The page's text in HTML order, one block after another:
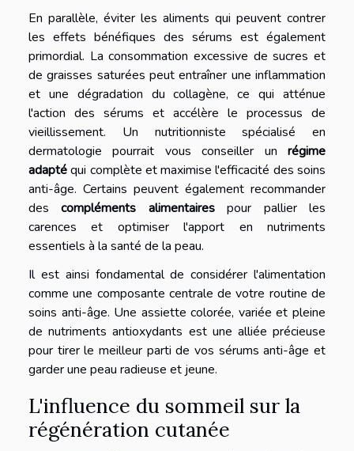
En parallèle, éviter les aliments qui peuvent contrer
les effets bénéfiques des sérums est également
primordial. La consommation excessive de sucres et
de graisses saturées peut entraîner une inflammation
et une dégradation du collagène, ce qui atténue
l'action des sérums et accélère le processus de
vieillissement. Un nutritionniste spécialisé en
dermatologie pourrait vous conseiller un régime
adaptéqui complète et maximise l'efficacité des soins
anti-âge. Certains peuvent également recommander
descompléments alimentairespour pallier les
carences et optimiser l'apport en nutriments
essentiels à la santé de la peau.
Il est ainsi fondamental de considérer l'alimentation
comme une composante centrale de votre routine de
soins anti-âge. Une assiette colorée, variée et pleine
de nutriments antioxydants est une alliée précieuse
pour tirer le meilleur parti de vos sérums anti-âge et
garder une peau radieuse et jeune.
L'influence du sommeil sur la
régénération cutanée